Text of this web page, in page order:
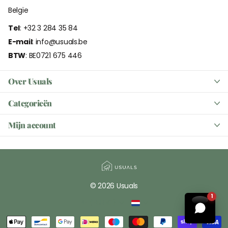
Over Usuals
Categorieën
Mijn account
Belgïe
Tel: +32 3 284 35 84
E-mail: info@usuals.be
BTW: BE0721 675 446
©2026 Usuals
1